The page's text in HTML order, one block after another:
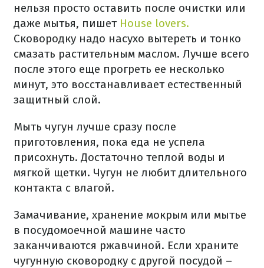
нельзя просто оставить после очистки или
даже мытья, пишет House lovers.
Сковородку надо насухо вытереть и тонко
смазать растительным маслом. Лучше всего
после этого еще прогреть ее несколько
минут, это восстанавливает естественный
защитный слой.
Мыть чугун лучше сразу после
приготовления, пока еда не успела
присохнуть. Достаточно теплой воды и
мягкой щетки. Чугун не любит длительного
контакта с влагой.
Замачивание, хранение мокрым или мытье
в посудомоечной машине часто
заканчиваются ржавчиной. Если храните
чугунную сковородку с другой посудой –